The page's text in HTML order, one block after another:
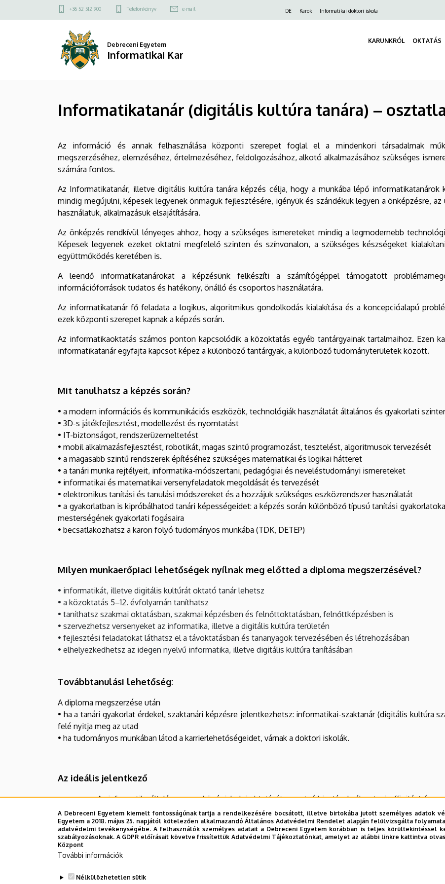
Informatikatanár
osztatlan
Informatikai
a
Felső
menü
+36 52 512 900 Telefonkönyv e-mail DE Karok Informatikai doktori iskola
Debreceni Egyetem
Informatikai Kar
KARUNKRÓL OKTATÁS
Informatikatanár (digitális kultúra tanára) –
Az információ és annak felhasználása központi szerepet foglal el a mindenkori társadalmak
megszerzéséhez, elemzéséhez, értelmezéséhez, feldolgozásához, alkotó alkalmazásához szükséges
számára fontos.
Az Informatikatanár, illetve digitális kultúra tanára képzés célja, hogy a munkába lépő informatikatanárok
mindig megújulni, képesek legyenek önmaguk fejlesztésére, igényük és szándékuk legyen a önképzésre,
használatuk, alkalmazásuk elsajátítására.
Az önképzés rendkívül lényeges ahhoz, hogy a szükséges ismereteket mindig a legmodernebb
Képesek legyenek ezeket oktatni megfelelő szinten és színvonalon, a szükséges készségeket
együttműködés keretében is.
A leendő informatikatanárokat a képzésünk felkészíti a számítógéppel támogatott
információforrások tudatos és hatékony, önálló és csoportos használatára.
Az informatikatanár fő feladata a logikus, algoritmikus gondolkodás kialakítása és a koncepcióalapú
ezek központi szerepet kapnak a képzés során.
Az informatikaoktatás számos ponton kapcsolódik a közoktatás egyéb tantárgyainak tartalmaihoz. Ezen
informatikatanár egyfajta kapcsot képez a különböző tantárgyak, a különböző tudományterületek között.
Mit tanulhatsz a képzés során?
• a modern információs és kommunikációs eszközök, technológiák használatát általános és gyakorlati
• 3D-s játékfejlesztést, modellezést és nyomtatást
• IT-biztonságot, rendszerüzemeltetést
• mobil alkalmazásfejlesztést, robotikát, magas szintű programozást, tesztelést, algoritmusok tervezését
• a magasabb szintű rendszerek építéséhez szükséges matematikai és logikai hátteret
• a tanári munka rejtélyeit, informatika-módszertani, pedagógiai és neveléstudományi ismereteket
• informatikai és matematikai versenyfeladatok megoldását és tervezését
• elektronikus tanítási és tanulási módszereket és a hozzájuk szükséges eszközrendszer használatát
• a gyakorlatban is kipróbálhatod tanári képességeidet: a képzés során különböző típusú tanítási
mesterségének gyakorlati fogásaira
• becsatlakozhatsz a karon folyó tudományos munkába (TDK, DETEP)
Milyen munkaerőpiaci lehetőségek nyílnak meg előtted a diploma megszerzésével?
• informatikát, illetve digitális kultúrát oktató tanár lehetsz
• a közoktatás 5–12. évfolyamán taníthatsz
• taníthatsz szakmai oktatásban, szakmai képzésben és felnőttoktatásban, felnőttképzésben is
• szervezhetsz versenyeket az informatika, illetve a digitális kultúra területén
• fejlesztési feladatokat láthatsz el a távoktatásban és tananyagok tervezésében és létrehozásában
• elhelyezkedhetsz az idegen nyelvű informatika, illetve digitális kultúra tanításában
Továbbtanulási lehetőség:
A diploma megszerzése után
• ha a tanári gyakorlat érdekel, szaktanári képzésre jelentkezhetsz: informatikai-szaktanár (digitális kultúra
felé nyitja meg az utad
• ha tudományos munkában látod a karrierlehetőségeidet, várnak a doktori iskolák.
Az ideális jelentkező
Az informatika általános vagy középiskolai oktatását szeretné hivatásul választani, affinitást érez
Nagy érdeklődést érez az informatika egésze vagy annak néhány területeiránt, és ezért meglévő
Informatikai ismereteket szerzett általános és középiskolában, az (emelt szintű) informatika
A Debreceni Egyetem kiemelt fontosságúnak tartja a rendelkezésére bocsátott, illetve birtokába jutott személyes adatok
Egyetem a 2018. május 25. napjától kötelezően alkalmazandó Általános Adatvédelmi Rendelet alapján felülvizsgálta
adatvédelmi tevékenységébe. A felhasználók személyes adatait a Debreceni Egyetem korábban is teljes
szabályozásoknak. A GDPR előírásait követve frissítettük Adatvédelmi Tájékoztatónkat, amelyet az alábbi linkre kattintva
Központ
További információk
Nélkülözhetetlen sütik